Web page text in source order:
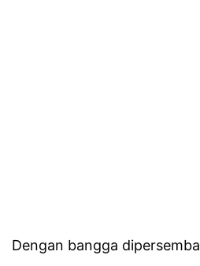
Dengan bangga